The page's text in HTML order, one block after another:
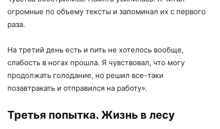
огромные по объему тексты и запоминал их с первого
раза.
На третий день есть и пить не хотелось вообще,
слабость в ногах прошла. Я чувствовал, что могу
продолжать голодание, но решил все-таки
позавтракать и отправился на работу».
Третья попытка. Жизнь в лесу